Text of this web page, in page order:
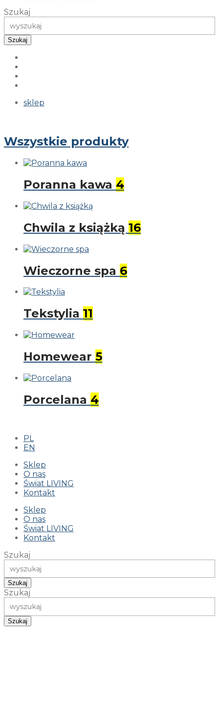
Szukaj
Szukaj
sklep
Wszystkie produkty
Poranna kawa 4
Chwila z książką 16
Wieczorne spa 6
Tekstylia 11
Homewear 5
Porcelana 4
PL
EN
Sklep
O nas
Świat LIVING
Kontakt
Sklep
O nas
Świat LIVING
Kontakt
Szukaj
Szukaj
Szukaj
Szukaj